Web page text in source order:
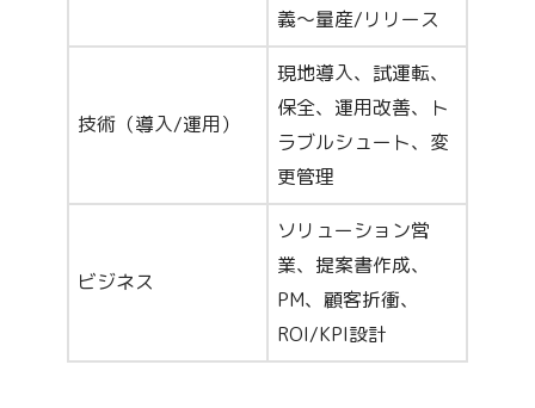
義〜量産/リリース
技術（導入/運用）
現地導入、試運転、
保全、運用改善、ト
ラブルシュート、変
更管理
ビジネス
ソリューション営
業、提案書作成、
PM、顧客折衝、
ROI/KPI設計